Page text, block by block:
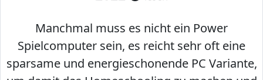
Manchmal muss es nicht ein Power
Spielcomputer sein, es reicht sehr oft eine
sparsame und energieschonende PC Variante,